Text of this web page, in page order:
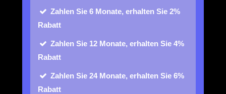
Zahlen Sie 6 Monate, erhalten Sie 2%
Rabatt
Zahlen Sie 12 Monate, erhalten Sie 4%
Rabatt
Zahlen Sie 24 Monate, erhalten Sie 6%
Rabatt